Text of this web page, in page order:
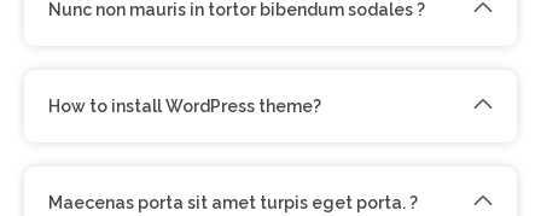
Nunc non mauris in tortor bibendum sodales ?
How to install WordPress theme?
Maecenas porta sit amet turpis eget porta. ?